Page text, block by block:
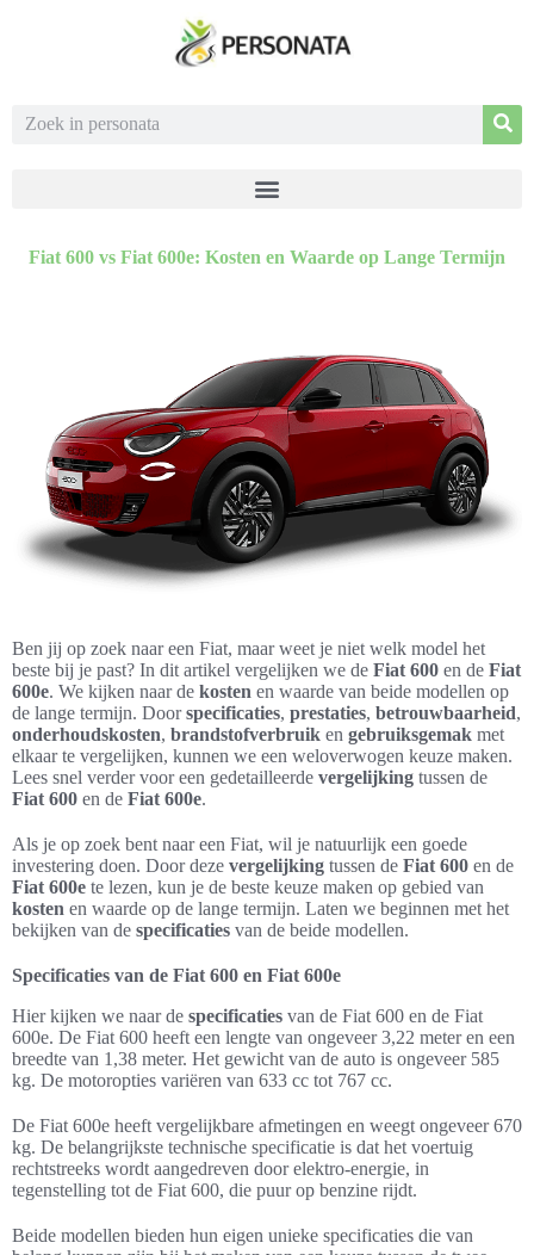
Fiat 600 vs Fiat 600e: Kosten en Waarde op Lange Termijn
Ben jij op zoek naar een Fiat, maar weet je niet welk model het
beste bij je past? In dit artikel vergelijken we de Fiat 600 en de Fiat
600e. We kijken naar de kosten en waarde van beide modellen op
de lange termijn. Doorspecificaties, prestaties, betrouwbaarheid,
onderhoudskosten, brandstofverbruik en gebruiksgemak met
elkaar te vergelijken, kunnen we een weloverwogen keuze maken.
Lees snel verder voor een gedetailleerde vergelijking tussen de
Fiat 600 en de Fiat 600e.
Als je op zoek bent naar een Fiat, wil je natuurlijk een goede
investering doen. Door deze vergelijking tussen de Fiat 600 en de
Fiat 600e te lezen, kun je de beste keuze maken op gebied van
kosten en waarde op de lange termijn. Laten we beginnen met het
bekijken van de specificaties van de beide modellen.
Specificaties van de Fiat 600 en Fiat 600e
Hier kijken we naar de specificaties van de Fiat 600 en de Fiat
600e. De Fiat 600 heeft een lengte van ongeveer 3,22 meter en een
breedte van 1,38 meter. Het gewicht van de auto is ongeveer 585
kg. De motoropties variëren van 633 cc tot 767 cc.
De Fiat 600e heeft vergelijkbare afmetingen en weegt ongeveer 670
kg. De belangrijkste technische specificatie is dat het voertuig
rechtstreeks wordt aangedreven door elektro-energie, in
tegenstelling tot de Fiat 600, die puur op benzine rijdt.
Beide modellen bieden hun eigen unieke specificaties die van